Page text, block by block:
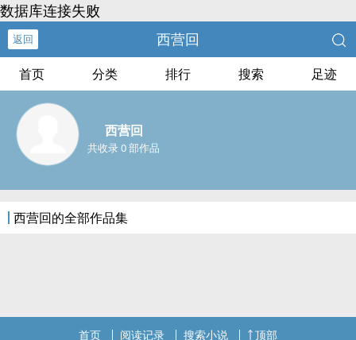
数据库连接失败
返回 西营回
首页 分类 排行 搜索 足迹
西营回
共收录 0 部作品
西营回的全部作品集
首页 阅读记录 搜索小说 顶部